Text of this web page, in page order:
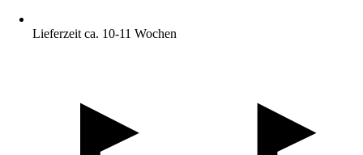
Lieferzeit ca. 10-11 Wochen